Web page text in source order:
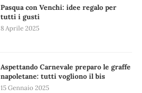
Pasqua con Venchi: idee regalo per
tutti i gusti
8 Aprile 2025
Aspettando Carnevale preparo le graffe
napoletane: tutti vogliono il bis
15 Gennaio 2025